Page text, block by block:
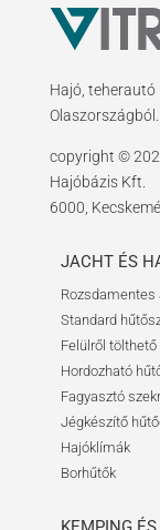
Hajó, teherautó
Olaszországból.
copyright ©
Hajóbázis Kft.
6000,
JACHT ÉS
Rozsdamentes
Standard
Felülről
Hordozható
Fagyasztó
Jégkészítő
Hajóklímák
Borhűtők